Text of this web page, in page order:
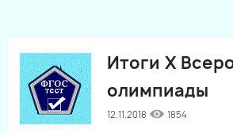
Итоги X
олимпиады
12.11.2018 1854